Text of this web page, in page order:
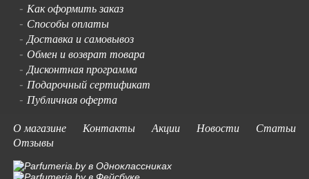
- Как оформить заказ
- Способы оплаты
-Доставка и самовывоз
- Обмен и возврат товара
-Дисконтная программа
- Подарочный сертификат
- Публичная оферта
О магазине
Контакты Акции Новости
Статьи
Отзывы